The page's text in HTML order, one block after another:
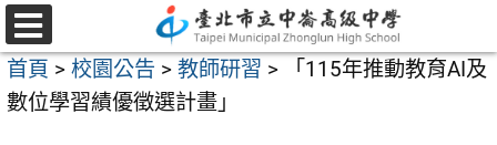
跳
至
主
要
選
單
首頁 > 校園公告 > 教師研習 >
「115年推動教育AI及
數位學習績優徵選計畫」